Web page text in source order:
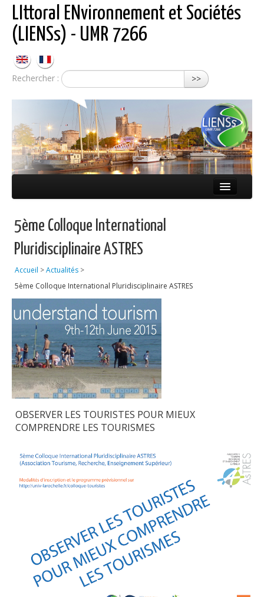
LIttoral ENvironnement et Sociétés
(LIENSs) - UMR 7266
Rechercher : >>
Équipes
Réseaux
Publications
Soutien technique
Données
Emplois/Stages/Formations
Science pour tou·te·s
Actualités
5ème Colloque International
Pluridisciplinaire ASTRES
Accueil >Actualités >
5ème Colloque International Pluridisciplinaire ASTRES
OBSERVER LES TOURISTES POUR MIEUX
COMPRENDRE LES TOURISMES